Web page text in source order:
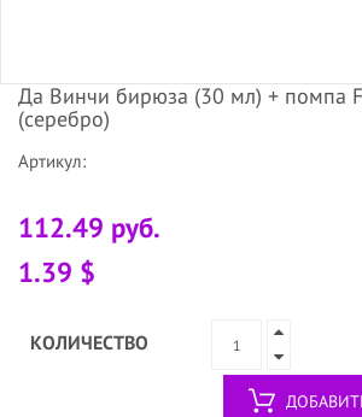
Да Винчи бирюза (30 мл) + помпа
(серебро)
Артикул:
112.49 руб.
1.39 $
КОЛИЧЕСТВО